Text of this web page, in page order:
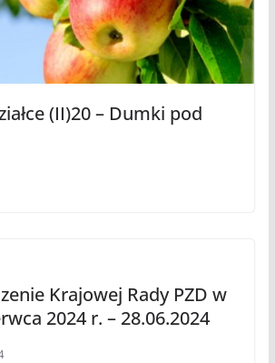
(II)20 – Dumki pod
Krajowej Rady PZD w
2024 r. – 28.06.2024